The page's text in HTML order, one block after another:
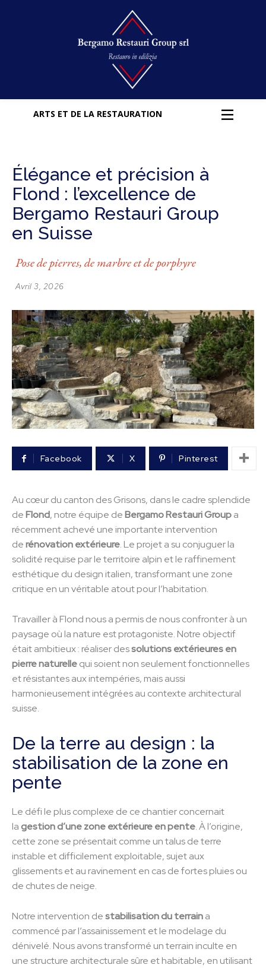
ARTS ET DE LA RESTAURATION
Élégance et précision à
Flond : l’excellence de
Bergamo Restauri Group
en Suisse
Pose de pierres, de marbre et de porphyre
Avril 3, 2026
Facebook X Pinterest
Au cœur du canton des Grisons, dans le cadre splendide
deFlond, notre équipe deBergamo Restauri Groupa
récemment achevé une importante intervention
derénovation extérieure. Le projet a su conjuguer la
solidité requise par le territoire alpin et le raffinement
esthétique du design italien, transformant une zone
critique en un véritable atout pour l’habitation.
Travailler à Flond nous a permis de nous confronter à un
paysage où la nature est protagoniste. Notre objectif
était ambitieux : réaliser dessolutions extérieures en
pierre naturellequi soient non seulement fonctionnelles
et résistantes aux intempéries, mais aussi
harmonieusement intégrées au contexte architectural
suisse.
De la terre au design : la
stabilisation de la zone en
pente
Le défi le plus complexe de ce chantier concernait
lagestion d’une zone extérieure en pente. À l’origine,
cette zone se présentait comme un talus de terre
instable et difficilement exploitable, sujet aux
glissements et au ravinement en cas de fortes pluies ou
de chutes de neige.
Notre intervention destabilisation du terraina
commencé par l’assainissement et le modelage du
dénivelé. Nous avons transformé un terrain inculte en
une structure architecturale sûre et habitable, en utilisant